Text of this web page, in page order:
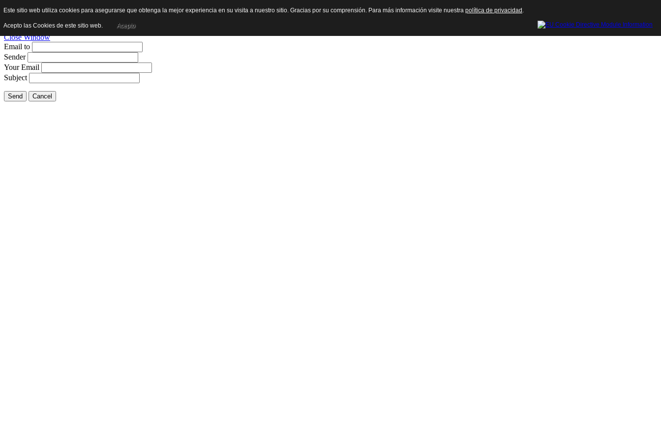
Email this link to a friend.
Close Window
Email to
Sender
Your Email
Subject
Send Cancel
Este sitio web utiliza cookies para asegurarse que obtenga la mejor experiencia en su visita a nuestro sitio. Gracias por su comprensión. Para más información visite nuestra política de privacidad .
Acepto las Cookies de este sitio web. Acepto